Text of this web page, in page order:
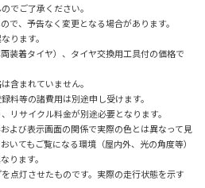
でご了承ください。
で、予告なく変更となる場合があります。
ります。
装着タイヤ）、タイヤ交換用工具付の価格で
含まれていません。
料等の諸費用は別途申し受けます。
リサイクル料金が別途必要となります。
よび表示画面の関係で実際の色とは異なって見
いてもご覧になる環境（屋内外、光の角度等）
ります。
点灯させたものです。実際の走行状態を示す